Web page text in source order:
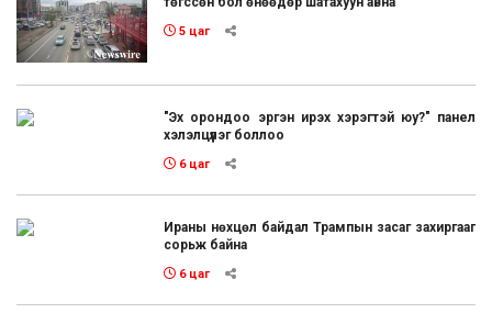
5 цаг
"Эх орондоо эргэн ирэх хэрэгтэй юу?" панел
хэлэлцүүлэг боллоо
6 цаг
Ираны нөхцөл байдал Трампын засаг захиргааг
сорьж байна
6 цаг